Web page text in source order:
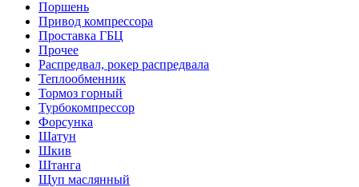
Поршень
Привод компрессора
Проставка ГБЦ
Прочее
Распредвал, рокер распредвала
Теплообменник
Тормоз горный
Турбокомпрессор
Форсунка
Шатун
Шкив
Штанга
Щуп маслянный